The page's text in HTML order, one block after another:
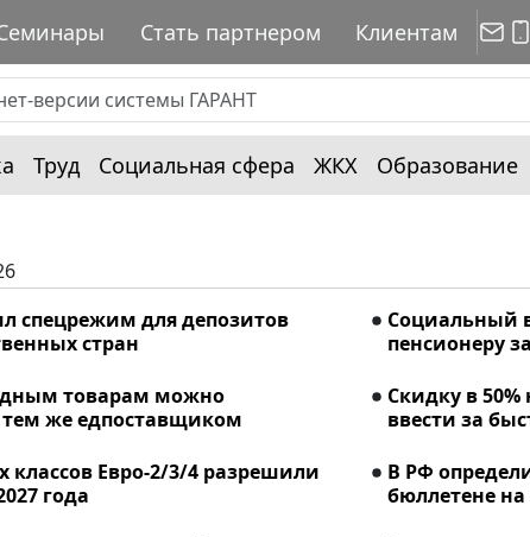
Стать партнером Клиентам
Труд Социальная сфера ЖКХ Образование
спецрежим для депозитов
стран
Социальный
пенсионеру
товарам можно
же едпоставщиком
Скидку в
ввести за
классов Евро-2/3/4 разрешили
года
В РФ
бюллетене